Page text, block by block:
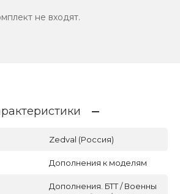
не входят.
Zedval (Россия)
Дополнения к моделям
Дополнения. БТТ / Военны